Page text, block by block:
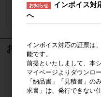
注文数
おすすめ商品
お知らせ
インボイス対
へ
インボイス対応の証票は
能です。
前提といたしまして、本
マイページよりダウンロ
「納品書」「見積書」の
求書」は、発行できない